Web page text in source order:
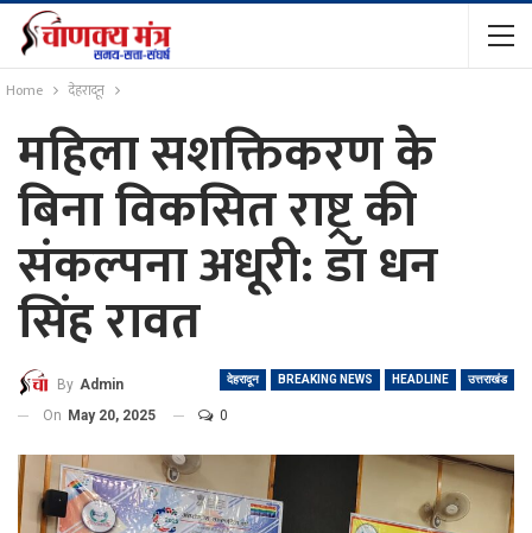
Home देहरादून
महिला सशक्तिकरण के
बिना विकसित राष्ट्र की
संकल्पना अधूरी: डॉ धन
सिंह रावत
देहरादून BREAKING NEWS HEADLINE उत्तराखंड
By Admin
On May 20, 2025 0